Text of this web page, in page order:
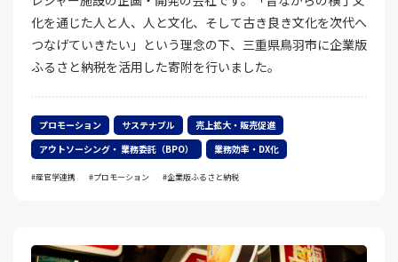
化を通じた人と人、人と文化、そして古き良き文化を次代へ
つなげていきたい」という理念の下、三重県鳥羽市に企業版
ふるさと納税を活用した寄附を行いました。
プロモーション サステナブル
売上拡大・販売促進
アウトソーシング・ 業務委託（BPO）
業務効率・DX化
産官学連携 プロモーション 企業版ふるさと納税